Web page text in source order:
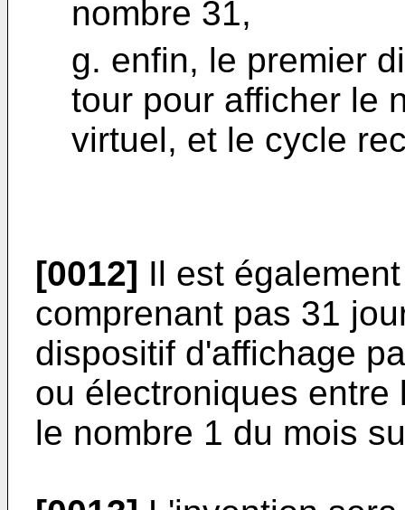
nombre 31,
g. enfin, le premier
tour pour afficher le
virtuel, et le cycle
[0012] Il est
comprenant pas 31
dispositif d'affichage
ou électroniques
le nombre 1 du mois